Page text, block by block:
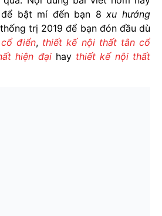
để bật mí đến bạn 8xu hướng
trị 2019 để bạn đón đầu dù
điển, thiết kế nội thất tân cổ
hiện đạihay thiết kế nội thất